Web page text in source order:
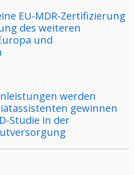
EU-MDR-Zertifizierung
des weiteren
und
werden
gewinnen
Studie in der